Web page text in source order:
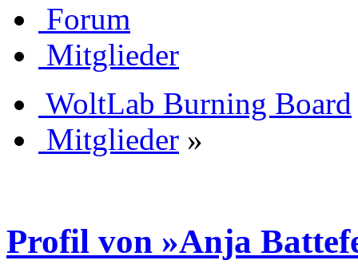
Forum
Mitglieder
WoltLab Burning Board
Mitglieder »
Profil von »Anja